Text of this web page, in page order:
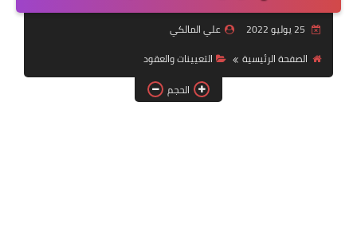
التقنية
وزارة العمل
علي المالكي
الصفحة الرئيسية
التعيينات والعقود
الحجم